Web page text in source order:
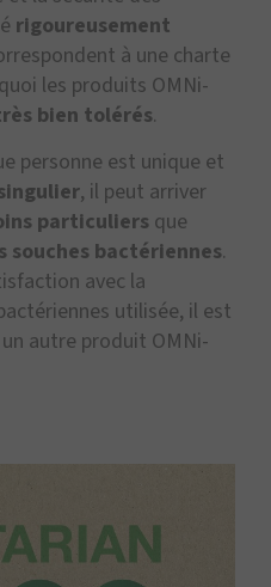
rigoureusement
à une charte
les produits OMNi-
bien tolérés.
personne est unique et
, il peut arriver
particuliersque
souches bactériennes.
avec la
utilisée, il est
autre produit OMNi-